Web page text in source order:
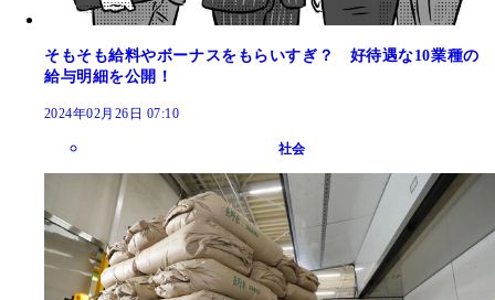
そもそも給料やボーナスをもらいすぎ？ 好待遇な10業種の
給与明細を公開！
2024年02月26日 07:10
社会